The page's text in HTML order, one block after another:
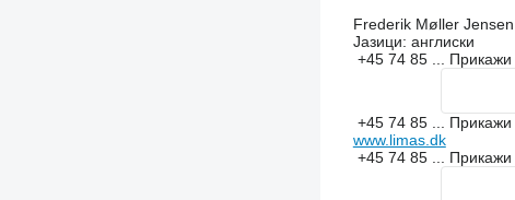
Frederik Møller Jensen
Јазици: англиски
+45 74 85 ... Прикажи
+45 74 85 ... Прикажи
www.limas.dk
+45 74 85 ... Прикажи